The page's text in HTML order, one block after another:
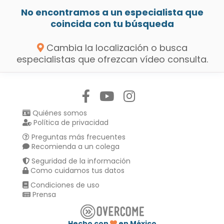
No encontramos a un especialista que
coincida con tu búsqueda
Cambia la localización o busca
especialistas que ofrezcan vídeo consulta.
Quiénes somos
Política de privacidad
Preguntas más frecuentes
Recomienda a un colega
Seguridad de la información
Como cuidamos tus datos
Condiciones de uso
Prensa